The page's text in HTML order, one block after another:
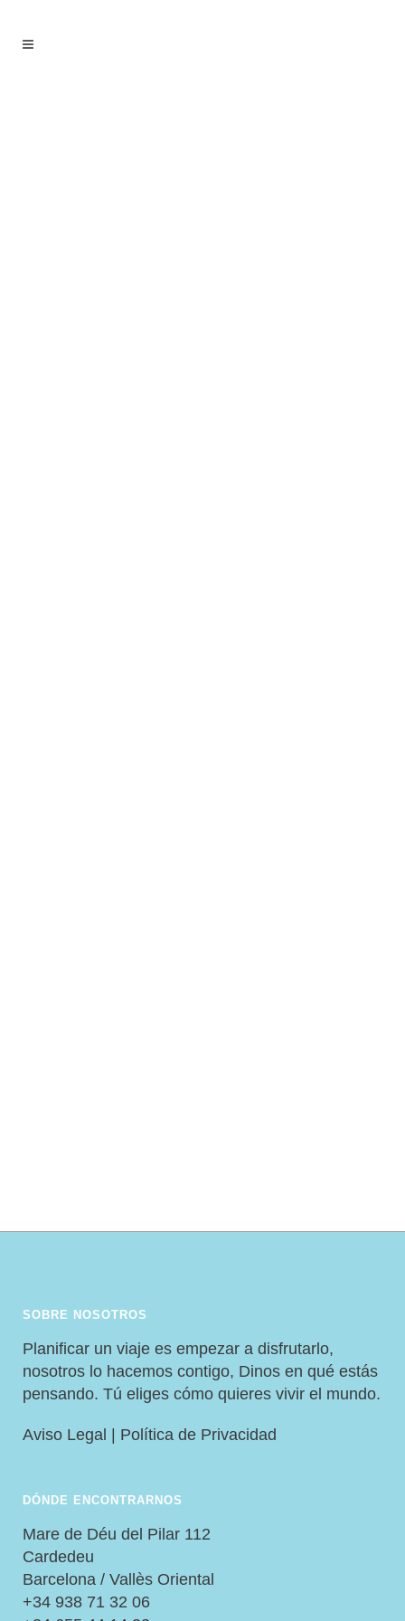
SOBRE NOSOTROS
Planificar un viaje es empezar a disfrutarlo,
nosotros lo hacemos contigo, Dinos en qué estás
pensando. Tú eliges cómo quieres vivir el mundo.
Aviso Legal | Política de Privacidad
DÓNDE ENCONTRARNOS
Mare de Déu del Pilar 112
Cardedeu
Barcelona / Vallès Oriental
+34 938 71 32 06